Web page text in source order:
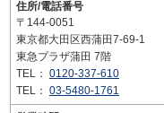
住所/電話番号
〒144-0051
東京都大田区西蒲田7-69-1
東急プラザ蒲田 7階
TEL： 0120-337-610
TEL： 03-5480-1761